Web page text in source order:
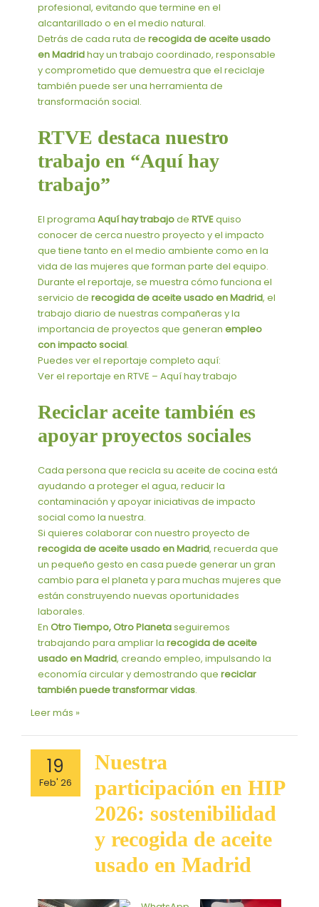
profesional, evitando que termine en el
alcantarillado o en el medio natural.
Detrás de cada ruta de recogida de aceite usado
en Madridhay un trabajo coordinado, responsable
y comprometido que demuestra que el reciclaje
también puede ser una herramienta de
transformación social.
RTVE destaca nuestro
trabajo en “Aquí hay
trabajo”
El programa Aquí hay trabajode RTVEquiso
conocer de cerca nuestro proyecto y el impacto
que tiene tanto en el medio ambiente como en la
vida de las mujeres que forman parte del equipo.
Durante el reportaje, se muestra cómo funciona el
servicio de recogida de aceite usado en Madrid, el
trabajo diario de nuestras compañeras y la
importancia de proyectos que generan empleo
con impacto social.
Puedes ver el reportaje completo aquí:
Ver el reportaje en RTVE – Aquí hay trabajo
Reciclar aceite también es
apoyar proyectos sociales
Cada persona que recicla su aceite de cocina está
ayudando a proteger el agua, reducir la
contaminación y apoyar iniciativas de impacto
social como la nuestra.
Si quieres colaborar con nuestro proyecto de
recogida de aceite usado en Madrid, recuerda que
un pequeño gesto en casa puede generar un gran
cambio para el planeta y para muchas mujeres que
están construyendo nuevas oportunidades
laborales.
En Otro Tiempo, Otro Planetaseguiremos
trabajando para ampliar la recogida de aceite
usado en Madrid, creando empleo, impulsando la
economía circular y demostrando que reciclar
también puede transformar vidas.
Leer más »
Nuestra
participación en HIP
2026: sostenibilidad
y recogida de aceite
usado en Madrid
19
Feb' 26
Nuestra
participación
en
sostenibilidad
aceite